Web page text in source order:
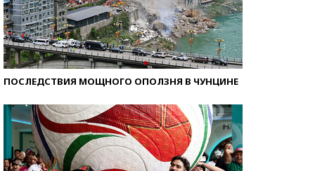
ПОСЛЕДСТВИЯ МОЩНОГО ОПОЛЗНЯ В ЧУНЦИНЕ